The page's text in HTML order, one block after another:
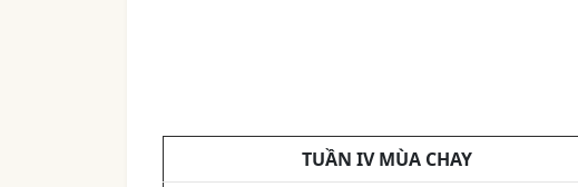
TUẦN IV MÙA CHAY